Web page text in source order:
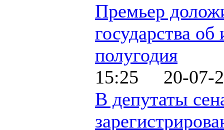
Премьер
государства об
полугодия
15:25 20-07-
В депутаты